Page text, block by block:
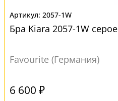
2057-1W
Бра Kiara 2057-1W серое
Favourite (Германия)
6 600 ₽